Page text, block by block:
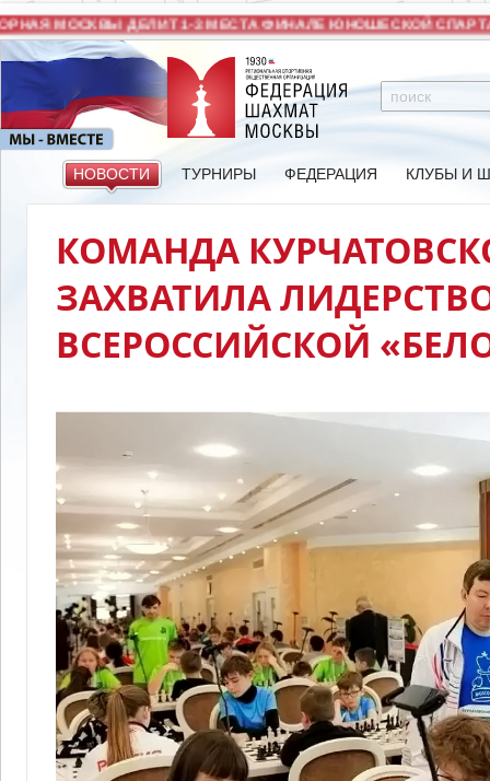
МОСКВЫ ДЕЛИТ 1-3 МЕСТА ФИНАЛЕ ЮНОШЕСКОЙ
НОВОСТИ ТУРНИРЫ ФЕДЕРАЦИЯ КЛУБЫ И
КОМАНДА
ЗАХВАТИЛА
ВСЕРОССИЙСКОЙ